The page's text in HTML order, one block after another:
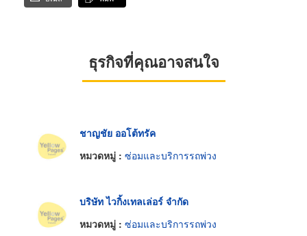
ธุรกิจที่คุณอาจสนใจ
ชาญชัย ออโต้ทรัค
หมวดหมู่ : ซ่อมและบริการรถพ่วง
บริษัท ไวกิ้งเทลเล่อร์ จำกัด
หมวดหมู่ : ซ่อมและบริการรถพ่วง